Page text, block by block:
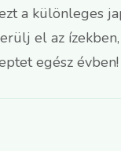
a különleges
el az
egész évben!